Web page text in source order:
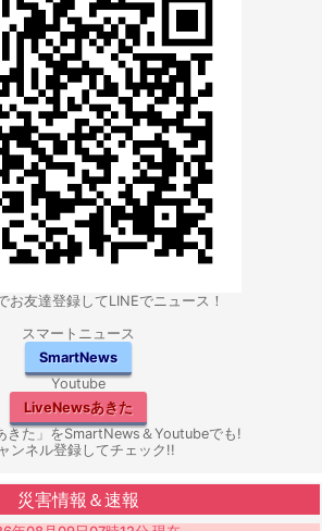
お友達登録してLINEでニュース！
スマートニュース
SmartNews
Youtube
LiveNewsあきた
きた」をSmartNews＆Youtubeでも!
ンネル登録してチェック!!
災害情報＆速報